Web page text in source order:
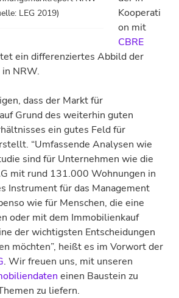
LEG 2019)
Kooperati
on mit
CBRE
ein differenziertes Abbild der
NRW.
dass der Markt für
Grund des weiterhin guten
ein gutes Feld für
“Umfassende Analysen wie
sind für Unternehmen wie die
mit rund 131.000 Wohnungen in
Instrument für das Management
wie für Menschen, die eine
oder mit dem Immobilienkauf
der wichtigsten Entscheidungen
möchten”, heißt es im Vorwort der
. Wir freuen uns, mit unseren
einen Baustein zu
zu liefern.